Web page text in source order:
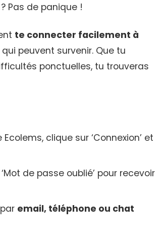
Pas de panique !
te connecter facilement à
peuvent survenir. Que tu
ponctuelles, tu trouveras
clique sur ‘Connexion’ et
de passe oublié’ pour recevoir
email, téléphone ou chat